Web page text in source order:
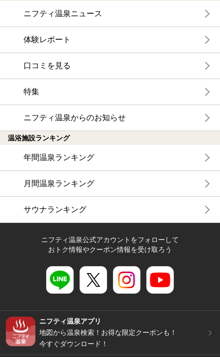
ニフティ温泉ニュース
体験レポート
口コミを見る
特集
ニフティ温泉からのお知らせ
温浴施設ランキング
年間温泉ランキング
月間温泉ランキング
サウナランキング
ニフティ温泉公式アカウントをフォローして
おトク情報やクーポン情報を受け取ろう
ニフティ温泉アプリ
地図から温泉検索！お得な限定クーポンも！
今すぐダウンロード！